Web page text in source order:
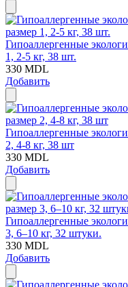
Гипоаллергенные
1, 2-5 кг, 38 шт.
330 MDL
Добавить
Гипоаллергенные
2, 4-8 кг, 38 шт
330 MDL
Добавить
Гипоаллергенные
3, 6–10 кг, 32 штуки.
330 MDL
Добавить